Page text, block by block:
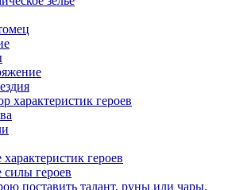
характеристик героев
героев
героев
поставить талант, руны или чары.